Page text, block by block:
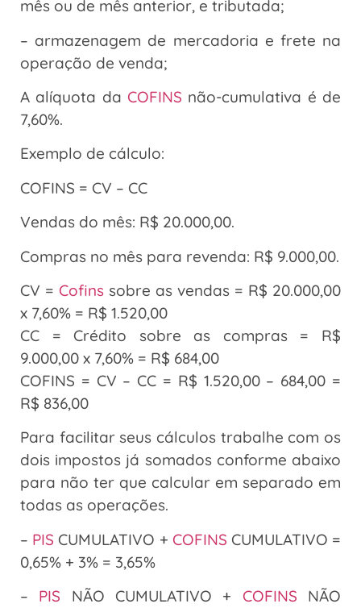
mês ou de mês anterior, e tributada;
– armazenagem de mercadoria e frete na
operação de venda;
A alíquota da COFINS não-cumulativa é de
7,60%.
Exemplo de cálculo:
COFINS = CV – CC
Vendas do mês: R$ 20.000,00.
Compras no mês para revenda: R$ 9.000,00.
CV = Cofins sobre as vendas = R$ 20.000,00
x 7,60% = R$ 1.520,00
CC = Crédito sobre as compras = R$
9.000,00 x 7,60% = R$ 684,00
COFINS = CV – CC = R$ 1.520,00 – 684,00 =
R$ 836,00
Para facilitar seus cálculos trabalhe com os
dois impostos já somados conforme abaixo
para não ter que calcular em separado em
todas as operações.
– PIS CUMULATIVO + COFINS CUMULATIVO =
0,65% + 3% = 3,65%
– PIS NÃO CUMULATIVO + COFINS NÃO